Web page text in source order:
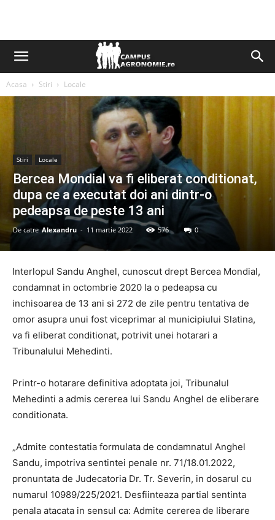
Acasa Stiri Locale
Stiri Locale
Bercea Mondial va fi eliberat conditionat,
dupa ce a executat doi ani dintr-o
pedeapsa de peste 13 ani
De catre Alexandru - 11 martie 2022 576 0
Interlopul Sandu Anghel, cunoscut drept Bercea Mondial,
condamnat in octombrie 2020 la o pedeapsa cu
inchisoarea de 13 ani si 272 de zile pentru tentativa de
omor asupra unui fost viceprimar al municipiului Slatina,
va fi eliberat conditionat, potrivit unei hotarari a
Tribunalului Mehedinti.
Printr-o hotarare definitiva adoptata joi, Tribunalul
Mehedinti a admis cererea lui Sandu Anghel de eliberare
conditionata.
„Admite contestatia formulata de condamnatul Anghel
Sandu, impotriva sentintei penale nr. 71/18.01.2022,
pronuntata de Judecatoria Dr. Tr. Severin, in dosarul cu
numarul 10989/225/2021. Desfiinteaza partial sentinta
penala atacata in sensul ca: Admite cererea de liberare